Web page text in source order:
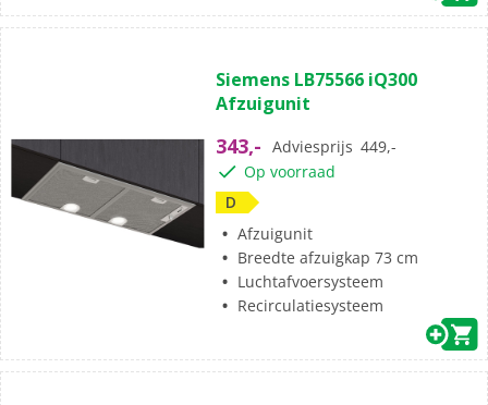
Siemens LB75566 iQ300
Afzuigunit
343,- Adviesprijs 449,-
Op voorraad
D
Afzuigunit
Breedte afzuigkap 73 cm
Luchtafvoersysteem
Recirculatiesysteem